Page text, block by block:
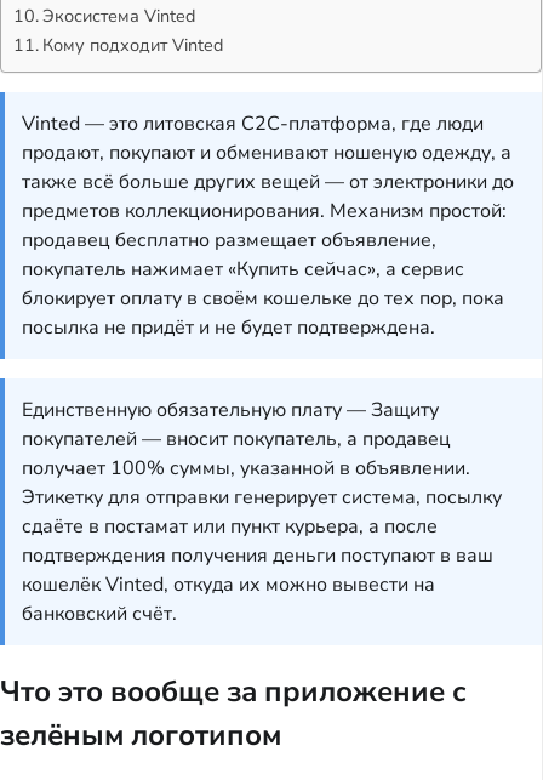
Экосистема Vinted
Кому подходит Vinted
Vinted — это литовская C2C-платформа, где люди
продают, покупают и обменивают ношеную одежду, а
также всё больше других вещей — от электроники до
предметов коллекционирования. Механизм простой:
продавец бесплатно размещает объявление,
покупатель нажимает «Купить сейчас», а сервис
блокирует оплату в своём кошельке до тех пор, пока
посылка не придёт и не будет подтверждена.
Единственную обязательную плату — Защиту
покупателей — вносит покупатель, а продавец
получает 100% суммы, указанной в объявлении.
Этикетку для отправки генерирует система, посылку
сдаёте в постамат или пункт курьера, а после
подтверждения получения деньги поступают в ваш
кошелёк Vinted, откуда их можно вывести на
банковский счёт.
Что это вообще за приложение с
зелёным логотипом